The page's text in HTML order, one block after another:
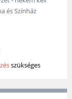
és Színház
szükséges